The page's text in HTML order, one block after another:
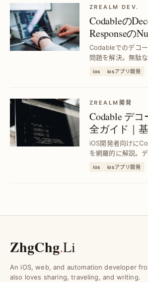
ZREALM DEV.
Codableの
Responseの
に処理する
Codableでのデコ
問題を解決。無駄
を避け、現実的な
ios iosアプリ開発
ZREALM開発
Codable デ
全ガイド｜
で全シーン
iOS開発者向けに
を網羅的に解説。
特定から解決策ま
ios iosアプリ開発
ZhgChg.Li
An iOS, web, and automation developer
also loves sharing, traveling, and writing.